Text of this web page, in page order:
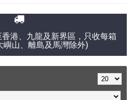
港、九龍及新界區，只收每箱
嶼山、離島及馬灣除外)